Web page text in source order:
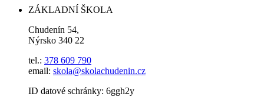
ZÁKLADNÍ ŠKOLA
Chudenín 54,
Nýrsko 340 22
tel.: 378 609 790
email: skola@skolachudenin.cz
ID datové schránky: 6ggh2y